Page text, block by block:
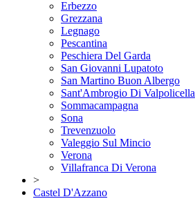
Erbezzo
Grezzana
Legnago
Pescantina
Peschiera Del Garda
San Giovanni Lupatoto
San Martino Buon Albergo
Sant'Ambrogio Di Valpolicella
Sommacampagna
Sona
Trevenzuolo
Valeggio Sul Mincio
Verona
Villafranca Di Verona
>
Castel D'Azzano